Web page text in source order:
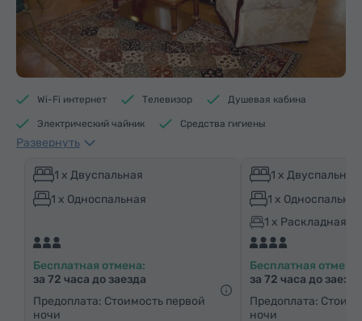
Wi-Fi интернет Телевизор Душевая кабина
Электрический чайник Средства гигиены
Полотенца
Шкаф/Гардероб Диван
Кресло Стул
Чай
Развернуть
1 x Двуспальная
1 x Односпальная
Бесплатная отмена:
за 72 часа до заезда
Предоплата: Стоимость первой
ночи
1 x Двуспальная
1 x Односпальная
1 x Раскладная
Бесплатная отмена:
за 72 часа до заезда
Предоплата:
ночи